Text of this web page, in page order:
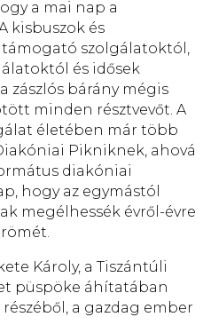
a mai nap a
kisbuszok és
szolgálatoktól,
és idősek
zászlós bárány mégis
minden résztvevőt. A
életében már több
Pikniknek, ahová
diakóniai
hogy az egymástól
megélhessék évről-évre
Károly, a Tiszántúli
püspöke áhítatában
a gazdag ember